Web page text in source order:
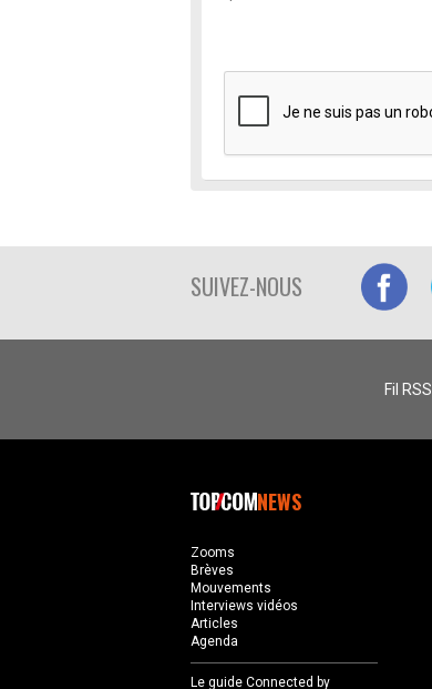
SUIVEZ-NOUS
Fil RSS
NEWS
Zooms
Brèves
Mouvements
Interviews vidéos
Articles
Agenda
Le guide Connected by